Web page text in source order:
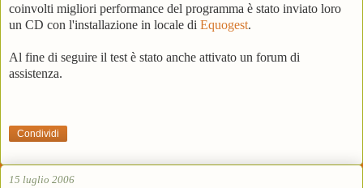
coinvolti migliori performance del programma è stato inviato loro
un CD con l'installazione in locale di Equogest.
Al fine di seguire il test è stato anche attivato un forum di
assistenza.
Condividi
15 luglio 2006